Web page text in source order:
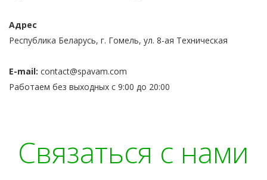
Адрес
Республика Беларусь, г. Гомель, ул. 8-ая Техническая
E-mail: contact@spavam.com
Работаем без выходных с 9:00 до 20:00
Связаться с нами